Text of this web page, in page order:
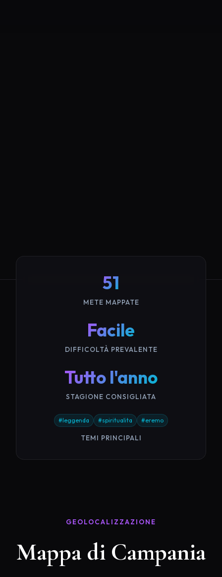
51
METE MAPPATE
Facile
DIFFICOLTÀ PREVALENTE
Tutto l'anno
STAGIONE CONSIGLIATA
#leggenda #spiritualita #eremo
TEMI PRINCIPALI
GEOLOCALIZZAZIONE
Mappa di Campania